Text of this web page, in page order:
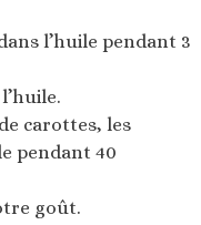
l’huile pendant 3
carottes, les
pendant 40
goût.